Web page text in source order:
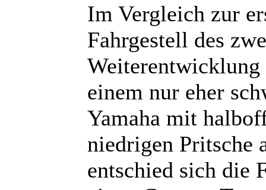
Im Vergleich zur
Fahrgestell des
Weiterentwicklung
einem nur eher
Yamaha mit
niedrigen Pritsche
entschied sich die